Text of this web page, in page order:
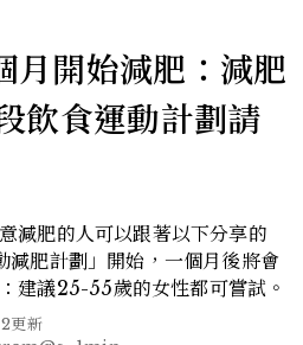
月開始減肥：減肥
飲食運動計劃請
減肥的人可以跟著以下分享的
減肥計劃」開始，一個月後將會
建議25-55歲的女性都可嘗試。
更新